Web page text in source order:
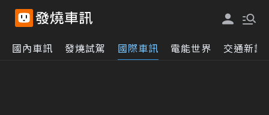
國內車訊 發燒試駕 國際車訊 電能世界 交通新訊